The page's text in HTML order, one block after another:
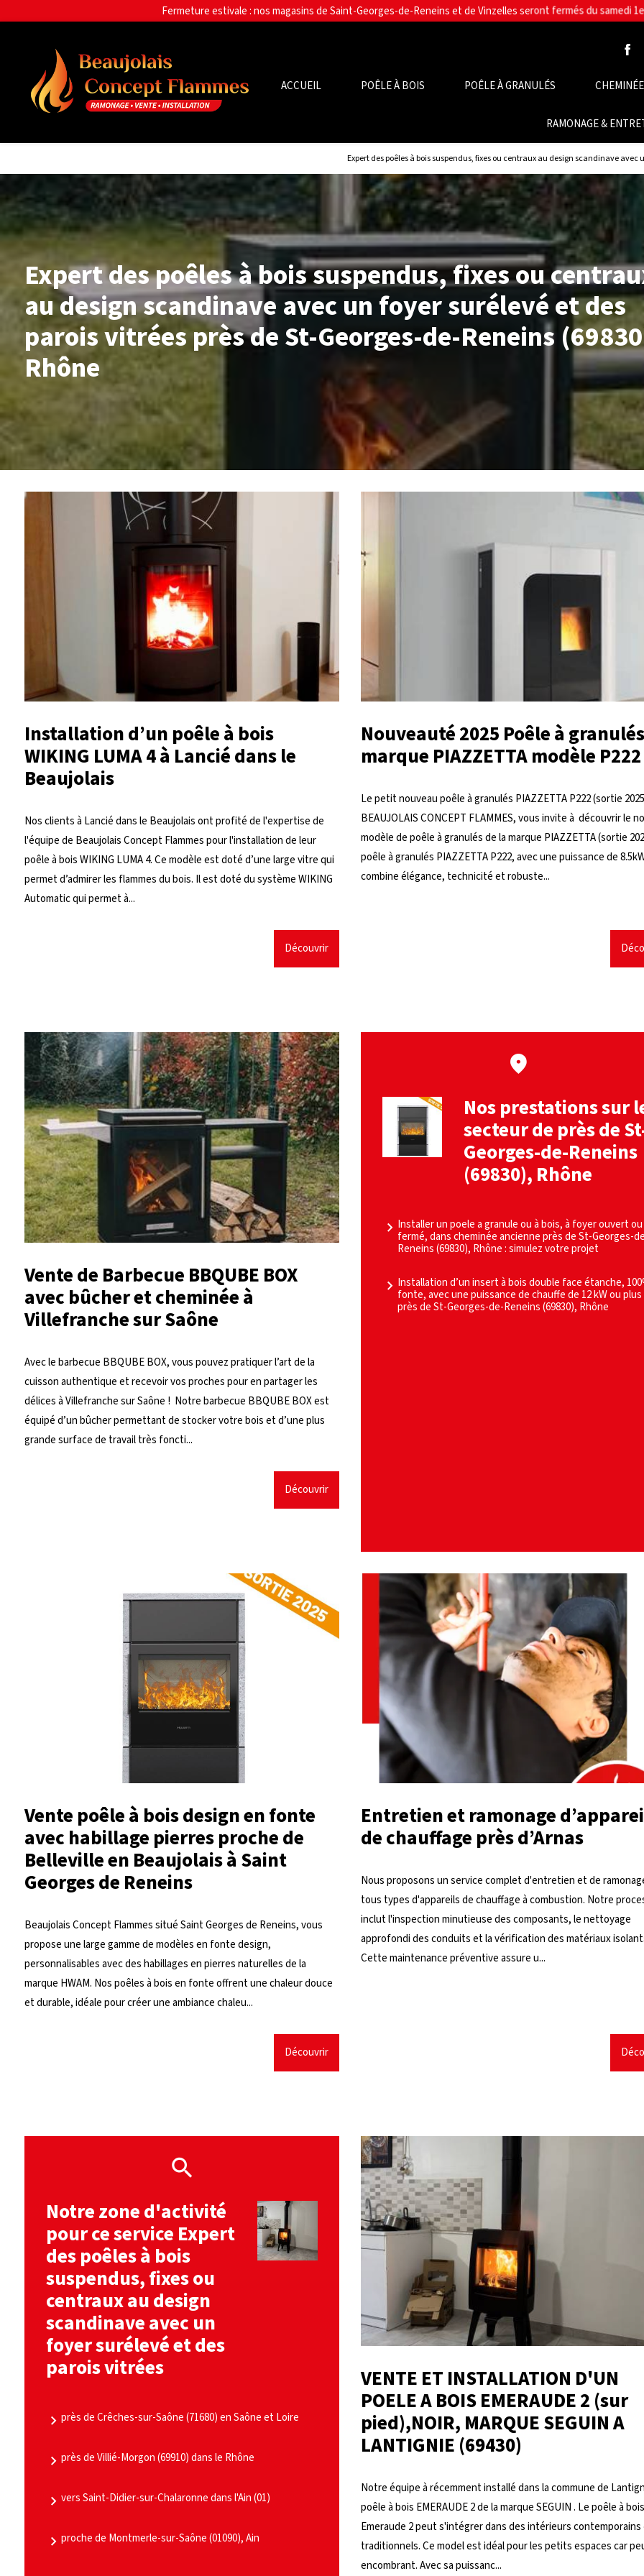
ACCUEIL POÊLE À BOIS POÊLE À GRANULÉS
RAMONAGE &
Expert des poêles à bois suspendus, fixes ou centraux au design scandinave
Expert des poêles à bois suspendus, fixes ou
au design scandinave avec un foyer surélevé et des
parois vitrées près de St-Georges-de-Reneins
Rhône
Installation d’un poêle à bois
WIKING LUMA 4 à Lancié dans le
Beaujolais
Nos clients à Lancié dans le Beaujolais ont profité de l'expertise de
l'équipe de Beaujolais Concept Flammes pour l'installation de leur
poêle à bois WIKING LUMA 4. Ce modèle est doté d’une large vitre qui
permet d’admirer les flammes du bois. Il est doté du système WIKING
Automatic qui permet à...
Découvrir
Nouveauté 2025 Poêle à
marque PIAZZETTA modèle P222
Le petit nouveau poêle à granulés PIAZZETTA P222 (sortie
BEAUJOLAIS CONCEPT FLAMMES, vous invite à découvrir le
modèle de poêle à granulés de la marque PIAZZETTA (sortie
poêle à granulés PIAZZETTA P222, avec une puissance de
combine élégance, technicité et robuste...
Vente de Barbecue BBQUBE BOX
avec bûcher et cheminée à
Villefranche sur Saône
Avec le barbecue BBQUBE BOX, vous pouvez pratiquer l’art de la
cuisson authentique et recevoir vos proches pour en partager les
délices à Villefranche sur Saône ! Notre barbecue BBQUBE BOX est
équipé d’un bûcher permettant de stocker votre bois et d’une plus
grande surface de travail très foncti...
Découvrir
Nos prestations sur
secteur de près de
Georges-de-Reneins
(69830), Rhône
Installer un poele a granule ou à bois, à foyer ouvert ou
fermé, dans cheminée ancienne près de St-Georges-
Reneins (69830), Rhône : simulez votre projet
Installation d’un insert à bois double face étanche,
fonte, avec une puissance de chauffe de 12 kW ou plus
près de St-Georges-de-Reneins (69830), Rhône
Vente poêle à bois design en fonte
avec habillage pierres proche de
Belleville en Beaujolais à Saint
Georges de Reneins
Beaujolais Concept Flammes situé Saint Georges de Reneins, vous
propose une large gamme de modèles en fonte design,
personnalisables avec des habillages en pierres naturelles de la
marque HWAM. Nos poêles à bois en fonte offrent une chaleur douce
et durable, idéale pour créer une ambiance chaleu...
Découvrir
Entretien et ramonage
de chauffage près d’Arnas
Nous proposons un service complet d'entretien et de
tous types d'appareils de chauffage à combustion. Notre
inclut l'inspection minutieuse des composants, le nettoyage
approfondi des conduits et la vérification des matériaux
Cette maintenance préventive assure u...
Notre zone d'activité
pour ce service Expert
des poêles à bois
suspendus, fixes ou
centraux au design
scandinave avec un
foyer surélevé et des
parois vitrées
près de Crêches-sur-Saône (71680) en Saône et Loire
près de Villié-Morgon (69910) dans le Rhône
vers Saint-Didier-sur-Chalaronne dans l'Ain (01)
proche de Montmerle-sur-Saône (01090), Ain
VENTE ET INSTALLATION D'UN
POELE A BOIS EMERAUDE 2 (sur
pied),NOIR, MARQUE SEGUIN A
LANTIGNIE (69430)
Notre équipe à récemment installé dans la commune de
poêle à bois EMERAUDE 2 de la marque SEGUIN . Le poêle à bois
Emeraude 2 peut s'intégrer dans des intérieurs contemporains
traditionnels. Ce model est idéal pour les petits espaces car
encombrant. Avec sa puissanc...